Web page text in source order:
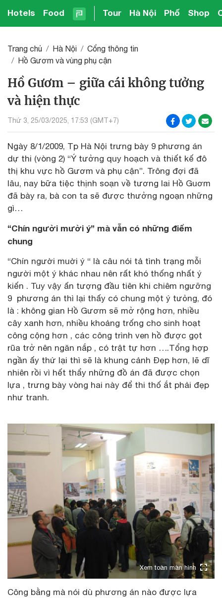
Hotels Food Tour Hà Nội Phố Shop
Trang chủ Hà Nội
Cổng thông tin
Hồ Gươm và vùng phụ cận
Hồ Gươm – giữa cái không tưởng
và hiện thực
Thứ 3, 25/03/2025, 17:53 (GMT+7)
Ngày 8/1/2009, Tp Hà Nội trưng bày 9 phương án
dự thi (vòng 2) “Ý tưởng quy hoạch và thiết kế đô
thị khu vực hồ Gươm và phụ cận”. Trông đợi đã
lâu, nay bữa tiệc thịnh soạn về tương lai Hồ Guơm
đã bày ra, bà con ta sẽ được thưởng ngoạn những
gì…
“Chín người mười ý” mà vẫn có những điểm
chung
“Chín người muời ý “ là câu nói tả tình trạng mỗi
người một ý khác nhau nên rất khó thống nhất ý
kiến . Tuy vậy ấn tượng đầu tiên khi chiêm ngưỡng
9 phương án thì lại thấy có chung một ý tưỏng, đó
là : không gian Hồ Gươm sẽ mở rộng hơn, nhiều
cây xanh hơn, nhiều khoảng trống cho sinh hoạt
công cộng hơn , các công trình ven hồ được gọt
rũa trở nên ngăn nắp , có trật tự hơn ….Tổng hợp
ngần ấy thứ lại thì sẽ là khung cảnh Đẹp hơn, lẽ dĩ
nhiên rồi vì hết thẩy những đồ án đã được chọn
lựa , trưng bày vòng hai này để thi thố ắt phải đẹp
như tranh.
Xem toàn màn hình
Công bằng mà nói dù phương án nào được lựa